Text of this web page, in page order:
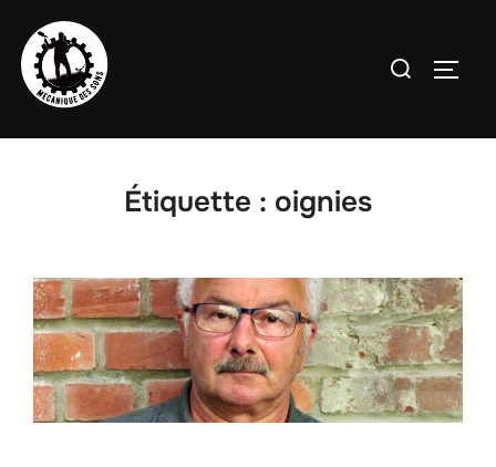
contenu
Rechercher :
Étiquette : oignies